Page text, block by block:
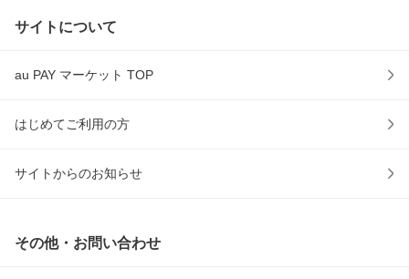
サイトについて
au PAY マーケット TOP
はじめてご利用の方
サイトからのお知らせ
その他・お問い合わせ